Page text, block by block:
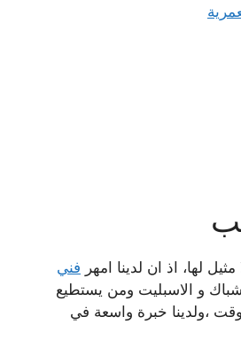
لها، اذ ان لدينا امهر فني
و الاسبليت ومن يستطيع
،ولدينا خبرة واسعة في